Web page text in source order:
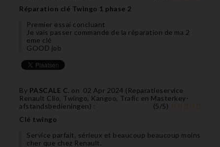
Réparation clé Twingo 1 phase 2
Premier essai concluant
Je vais passer commande de la réparation de ma 2
eme clé
GOOD job
By PASCALE C. on 02 Apr 2024 ( Reparatieservice
Renault Clio, Twingo, Kangoo, Trafic en Masterkey-
afstandsbedieningen) : (5/5)
Clé twingo
Service parfait, sérieux et beaucoup beaucoup moins
cher que chez Renault.